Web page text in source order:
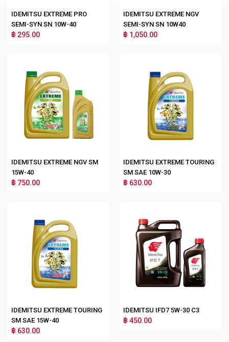
IDEMITSU EXTREME PRO
SEMI-SYN SN 10W-40
฿ 295.00
IDEMITSU EXTREME NGV
SEMI-SYN SN 10W40
฿ 1,050.00
IDEMITSU EXTREME NGV SM
15W-40
฿ 750.00
IDEMITSU EXTREME TOURING
SM SAE 10W-30
฿ 630.00
IDEMITSU EXTREME TOURING
SM SAE 15W-40
฿ 630.00
IDEMITSU IFD7 5W-30 C3
฿ 450.00